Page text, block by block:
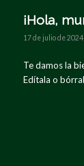
¡Hola,
17 de julio de 2024
Te damos la
Edítala o